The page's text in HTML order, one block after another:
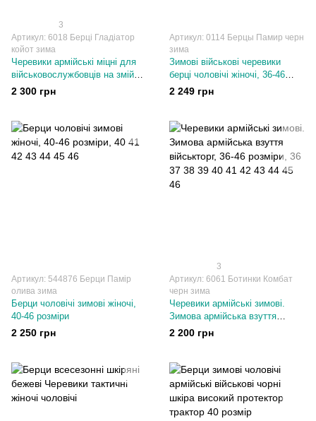
3
Артикул: 6018 Берці Гладіатор
койот зима
Черевики армійські міцні для
військовослужбовців на змійці
блискавки чоловічі жіночі, 38-
46 розміри
2 300 грн
Артикул: 0114 Берцы Памир черн
зима
Зимові військові черевики
берці чоловічі жіночі, 36-46
розміри
2 249 грн
Артикул: 544876 Берци Памір
олива зима
Берци чоловічі зимові жіночі,
40-46 розміри
2 250 грн
3
Артикул: 6061 Ботинки Комбат
черн зима
Черевики армійські зимові.
Зимова армійська взуття
військторг, 36-46 розміри
2 200 грн